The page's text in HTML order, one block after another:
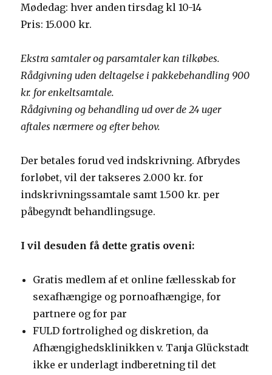
Mødedag: hver anden tirsdag kl 10-14
Pris: 15.000 kr.
Ekstra samtaler og parsamtaler kan tilkøbes.
Rådgivning uden deltagelse i pakkebehandling 900
kr. for enkeltsamtale.
Rådgivning og behandling ud over de 24 uger
aftales nærmere og efter behov.
Der betales forud ved indskrivning. Afbrydes
forløbet, vil der takseres 2.000 kr. for
indskrivningssamtale samt 1.500 kr. per
påbegyndt behandlingsuge.
I vil desuden få dette gratis oveni:
Gratis medlem af et online fællesskab for
sexafhængige og pornoafhængige, for
partnere og for par
FULD fortrolighed og diskretion, da
Afhængighedsklinikken v. Tanja Glückstadt
ikke er underlagt indberetning til det